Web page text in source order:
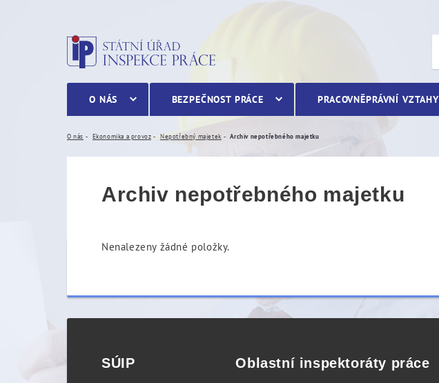
Archiv nepotřebného majetku
O NÁS BEZPEČNOST PRÁCE PRACOVNĚPRÁVNÍ VZTAHY
O nás Ekonomika a provoz Nepotřebný majetek Archiv nepotřebného majetku
Archiv nepotřebného majetku
Nenalezeny žádné položky.
SÚIP Oblastní inspektoráty práce